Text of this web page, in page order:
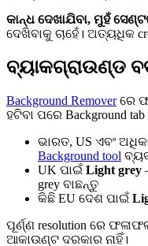
କାନ୍ଧ ଦେଖାଯିବା, ମୁହଁ
ଦେଖିବାକୁ ଚାହେଁ। ଅତ୍ୟଧିକ
ବ୍ୟାକଗ୍ରାଉଣ୍ଡ
Background Removerରେ
ହଟିବା ପରେ Background
ଭାରତ, US ଏବଂ
Background tool
UK ପାଇଁ Light grey
grey ବାଛନ୍ତୁ
କିଛି EU ଦେଶ ପାଇଁ
ପୂର୍ଣ୍ଣ resolution ରେ
ଆକାଉଣ୍ଟ ଦରକାର ନାହିଁ।